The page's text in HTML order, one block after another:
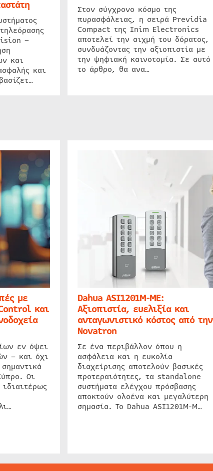
–
και
και
Στον σύγχρονο κόσμο της
πυρασφάλειας, η σειρά Previdia
Compact της Inim Electronics
αποτελεί την αιχμή του δόρατος,
συνδυάζοντας την αξιοπιστία με
την ψηφιακή καινοτομία. Σε αυτό
το άρθρο, θα ανα…
με
και
εν όψει
– και όχι
Οι
Dahua ASI1201M-ME:
Αξιοπιστία, ευελιξία και
ανταγωνιστικό κόστος από την
Novatron
Σε ένα περιβάλλον όπου η
ασφάλεια και η ευκολία
διαχείρισης αποτελούν βασικές
προτεραιότητες, τα standalone
συστήματα ελέγχου πρόσβασης
αποκτούν ολοένα και μεγαλύτερη
σημασία. Το Dahua ASI1201M-M…